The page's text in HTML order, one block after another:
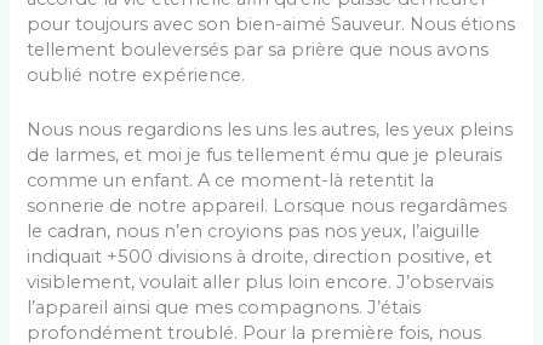
pour toujours avec son bien-aimé Sauveur. Nous étions
tellement bouleversés par sa prière que nous avons
oublié notre expérience.
Nous nous regardions les uns les autres, les yeux pleins
de larmes, et moi je fus tellement ému que je pleurais
comme un enfant. A ce moment-là retentit la
sonnerie de notre appareil. Lorsque nous regardâmes
le cadran, nous n’en croyions pas nos yeux, l’aiguille
indiquait +500 divisions à droite, direction positive, et
visiblement, voulait aller plus loin encore. J’observais
l’appareil ainsi que mes compagnons. J’étais
profondément troublé. Pour la première fois, nous